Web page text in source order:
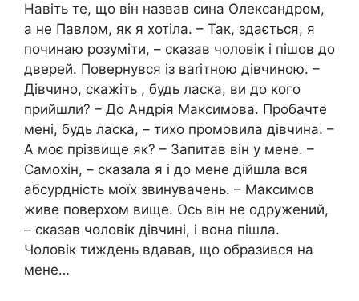
Навіть те, що він назвав сина Олександром,
а не Павлом, як я хотіла. – Так, здається, я
починаю розуміти, – сказав чоловік і пішов до
дверей. Повернувся із ваrітною дівчиною. –
Дівчино, скажіть , будь ласка, ви до кого
прийшли? – До Андрія Максимова. Пробачте
мені, будь ласка, – тихо промовила дівчина. –
А моє прізвище як? – Запитав він у мене. –
Самохін, – сказала я і до мене дійшла вся
абсурдність моїх звинувачень. – Максимов
живе поверхом вище. Ось він не одружений,
– сказав чоловік дівчині, і вона пішла.
Чоловік тиждень вдавав, що образився на
мене…